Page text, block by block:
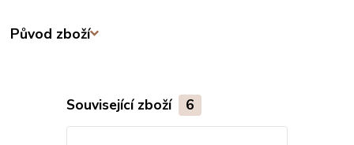
Původ zboží
Související zboží 6